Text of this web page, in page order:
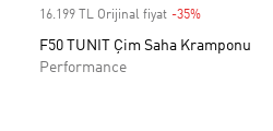
16.199 TL Orijinal fiyat -35%
F50 TUNIT Çim Saha Kramponu
Performance